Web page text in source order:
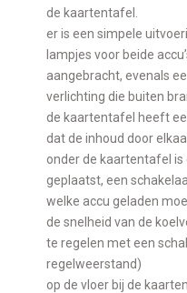
de kaartentafel.
er is een simpele
lampjes voor beide
aangebracht, evenals
verlichting die buiten
de kaartentafel heeft
dat de inhoud door
onder de kaartentafel
geplaatst, een
welke accu geladen
de snelheid van de
te regelen met een
regelweerstand)
op de vloer bij de